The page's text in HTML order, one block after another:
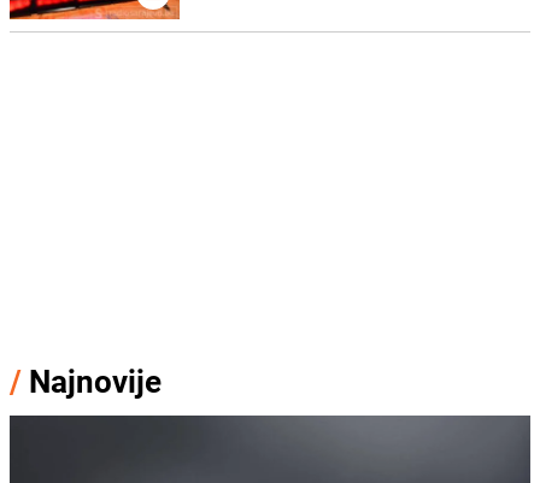
/ Najnovije